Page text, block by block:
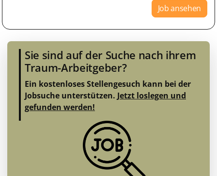
Job ansehen
Sie sind auf der Suche nach ihrem
Traum-Arbeitgeber?
Ein kostenloses Stellengesuch kann bei der
Jobsuche unterstützen. Jetzt loslegen und
gefunden werden!